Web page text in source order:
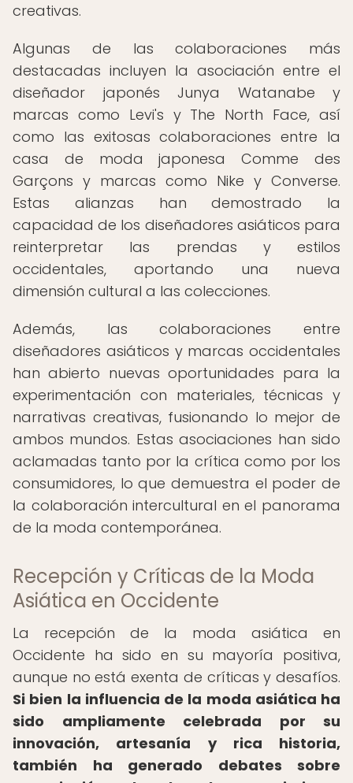
creativas.
Algunas de las colaboraciones más
destacadas incluyen la asociación entre el
diseñador japonés Junya Watanabe y
marcas como Levi's y The North Face, así
como las exitosas colaboraciones entre la
casa de moda japonesa Comme des
Garçons y marcas como Nike y Converse.
Estas alianzas han demostrado la
capacidad de los diseñadores asiáticos para
reinterpretar las prendas y estilos
occidentales, aportando una nueva
dimensión cultural a las colecciones.
Además, las colaboraciones entre
diseñadores asiáticos y marcas occidentales
han abierto nuevas oportunidades para la
experimentación con materiales, técnicas y
narrativas creativas, fusionando lo mejor de
ambos mundos. Estas asociaciones han sido
aclamadas tanto por la crítica como por los
consumidores, lo que demuestra el poder de
la colaboración intercultural en el panorama
de la moda contemporánea.
Recepción y Críticas de la Moda
Asiática en Occidente
La recepción de la moda asiática en
Occidente ha sido en su mayoría positiva,
aunque no está exenta de críticas y desafíos.
Si bien la influencia de la moda asiática ha
sido ampliamente celebrada por su
innovación, artesanía y rica historia,
también ha generado debates sobre